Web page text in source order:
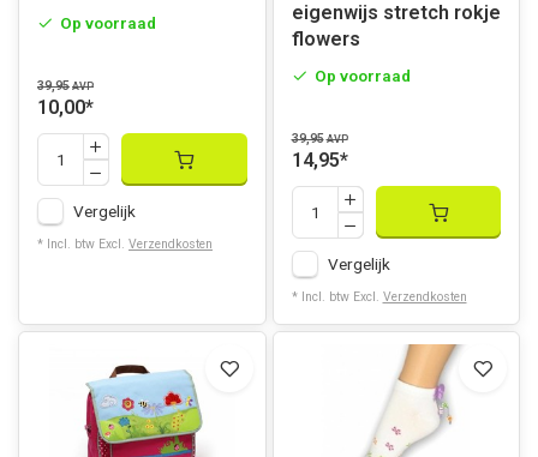
Op voorraad
39,95 AVP
10,00*
Vergelijk
* Incl. btw Excl. Verzendkosten
eigenwijs stretch rokje
flowers
Op voorraad
39,95 AVP
14,95*
Vergelijk
* Incl. btw Excl. Verzendkosten